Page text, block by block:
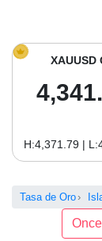
Precio del
XAUUSD
H:4,371.79 |
Tasa de Oro
Once